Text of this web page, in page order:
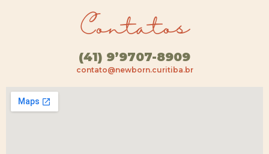
Contatos
(41) 9’9707-8909
contato@newborn.curitiba.br